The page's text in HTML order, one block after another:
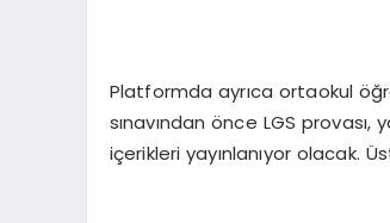
Platformda ayrıca ortaokul
sınavından önce LGS
içerikleri yayınlanıyor olacak.